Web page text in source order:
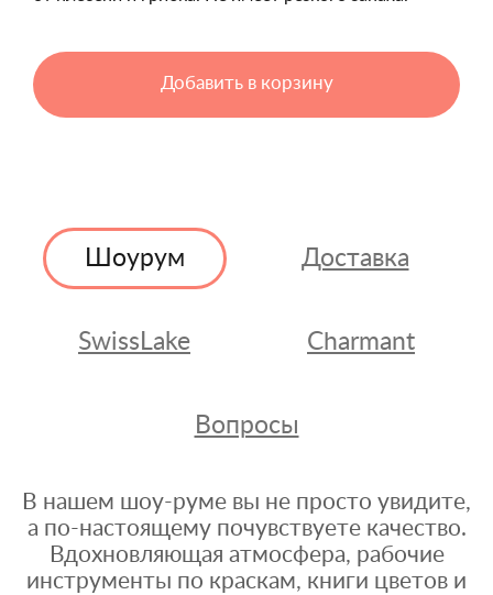
Добавить в корзину
Шоурум Доставка
SwissLake Charmant
Вопросы
В нашем шоу-руме вы не просто увидите,
а по-настоящему почувствуете качество.
Вдохновляющая атмосфера, рабочие
инструменты по краскам, книги цветов и